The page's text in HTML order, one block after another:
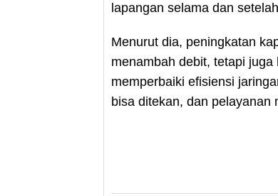
lapangan selama dan
Menurut dia, peningkatan
menambah debit, tetapi
memperbaiki efisiensi
bisa ditekan, dan pelayanan